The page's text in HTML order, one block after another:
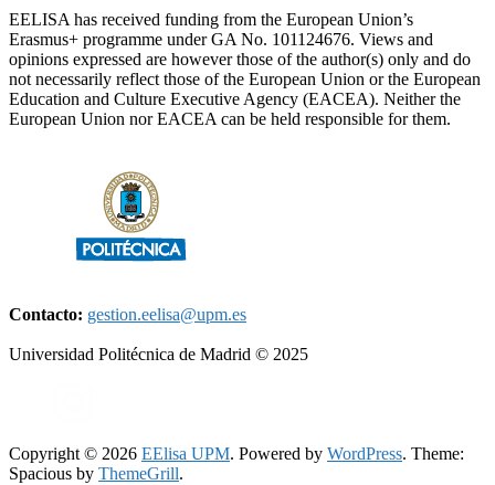
EELISA has received funding from the European Union’s
Erasmus+ programme under GA No. 101124676. Views and
opinions expressed are however those of the author(s) only and do
not necessarily reflect those of the European Union or the European
Education and Culture Executive Agency (EACEA). Neither the
European Union nor EACEA can be held responsible for them.
Contacto: gestion.eelisa@upm.es
Universidad Politécnica de Madrid © 2025
Copyright © 2026 EElisa UPM. Powered by WordPress. Theme:
Spacious by ThemeGrill.